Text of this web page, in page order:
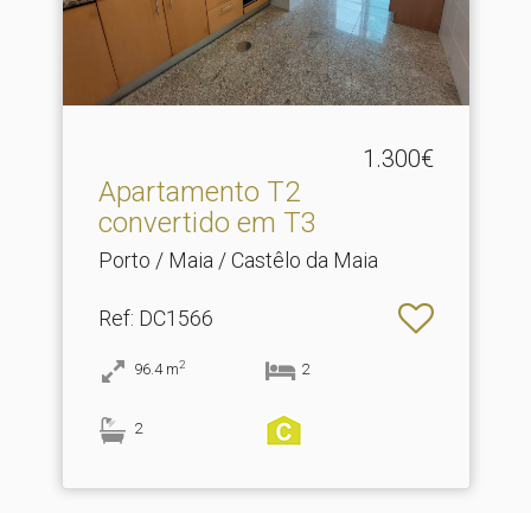
1.300€
Apartamento T2
convertido em T3
Porto / Maia / Castêlo da Maia
Ref: DC1566
96.4 m2 2
2